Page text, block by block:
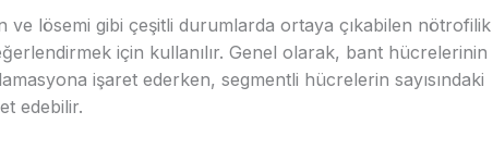
ve lösemi gibi çeşitli durumlarda ortaya çıkabilen nötrofilik
için kullanılır. Genel olarak, bant hücrelerinin
işaret ederken, segmentli hücrelerin sayısındaki
edebilir.